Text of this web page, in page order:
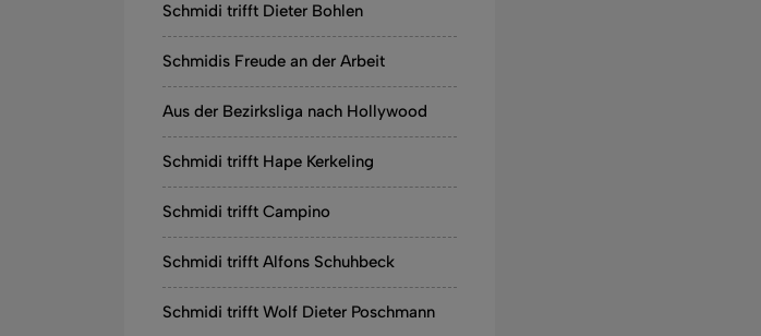
Schmidi trifft Dieter Bohlen
Schmidis Freude an der Arbeit
Aus der Bezirksliga nach Hollywood
Schmidi trifft Hape Kerkeling
Schmidi trifft Campino
Schmidi trifft Alfons Schuhbeck
Schmidi trifft Wolf Dieter Poschmann